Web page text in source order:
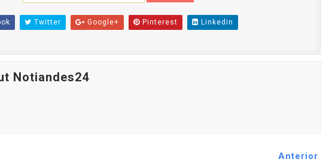
Twitter Google+ Pinterest Linkedin
Notiandes24
Anterior